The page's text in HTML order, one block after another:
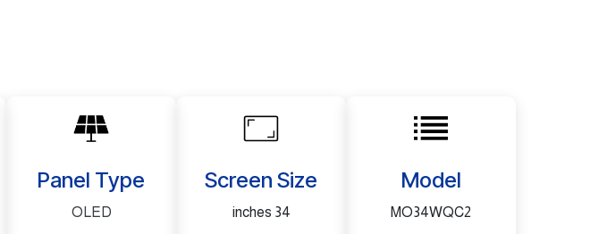
Model
MO34WQC2
Screen Size
34 inches
Panel Type
OLED